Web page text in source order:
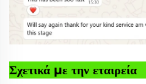
Σχετικά με την εταιρεία